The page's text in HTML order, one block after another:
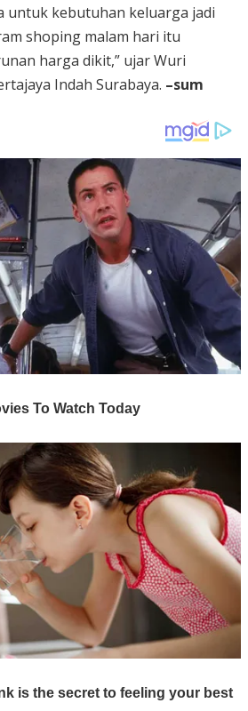
untuk kebutuhan keluarga jadi
shoping malam hari itu
harga dikit,” ujar Wuri
Indah Surabaya. –sum